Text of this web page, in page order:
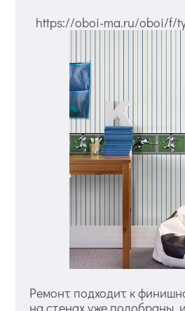
https://oboi-ma.ru/oboi/f/
Ремонт подходит к
на стенах уже подобраны,